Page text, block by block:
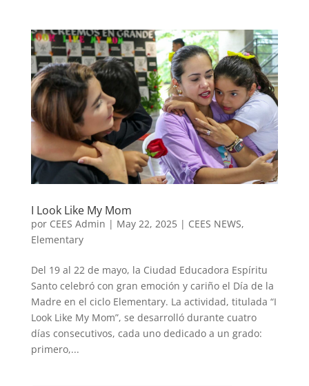
I Look Like My Mom
por CEES Admin | May 22, 2025| CEES NEWS,
Elementary
Del 19 al 22 de mayo, la Ciudad Educadora Espíritu
Santo celebró con gran emoción y cariño el Día de la
Madre en el ciclo Elementary. La actividad, titulada “I
Look Like My Mom”, se desarrolló durante cuatro
días consecutivos, cada uno dedicado a un grado:
primero,...